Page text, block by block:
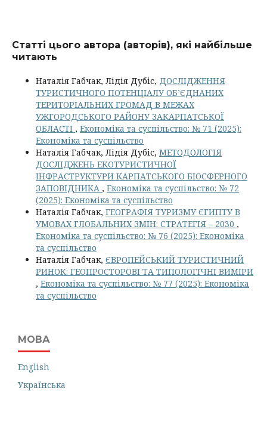
Статті цього автора (авторів), які найбільше
читають
Наталія Габчак, Лідія Дубіс, ДОСЛІДЖЕННЯ
ТУРИСТИЧНОГО ПОТЕНЦІАЛУ ОБ’ЄДНАНИХ
ТЕРИТОРІАЛЬНИХ ГРОМАД В МЕЖАХ
УЖГОРОДСЬКОГО РАЙОНУ ЗАКАРПАТСЬКОЇ
ОБЛАСТІ , Економіка та суспільство: № 71 (2025):
Економіка та суспільство
Наталія Габчак, Лідія Дубіс, МЕТОДОЛОГІЯ
ДОСЛІДЖЕНЬ ЕКОТУРИСТИЧНОЇ
ІНФРАСТРУКТУРИ КАРПАТСЬКОГО БІОСФЕРНОГО
ЗАПОВІДНИКА , Економіка та суспільство: № 72
(2025): Економіка та суспільство
Наталія Габчак, ГЕОГРАФІЯ ТУРИЗМУ ЄГИПТУ В
УМОВАХ ГЛОБАЛЬНИХ ЗМІН: СТРАТЕГІЯ – 2030 ,
Економіка та суспільство: № 76 (2025): Економіка
та суспільство
Наталія Габчак, ЄВРОПЕЙСЬКИЙ ТУРИСТИЧНИЙ
РИНОК: ГЕОПРОСТОРОВІ ТА ТИПОЛОГІЧНІ ВИМІРИ
, Економіка та суспільство: № 77 (2025): Економіка
та суспільство
МОВА
English
Українська